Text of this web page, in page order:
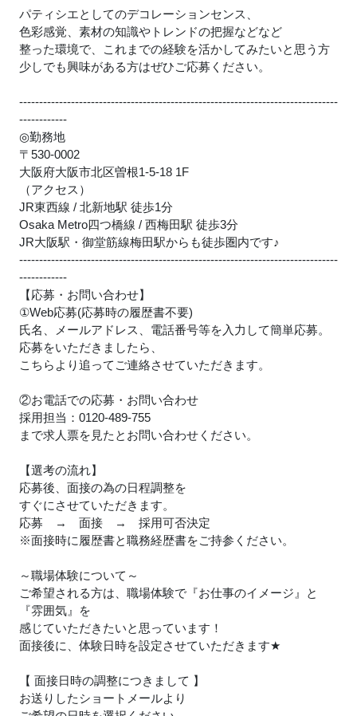
パティシエとしてのデコレーションセンス、
色彩感覚、素材の知識やトレンドの把握などなど
整った環境で、これまでの経験を活かしてみたいと思う方
少しでも興味がある方はぜひご応募ください。
--------------------------------------------------------------------------------
------------
◎勤務地
〒530-0002
大阪府大阪市北区曽根1-5-18 1F
（アクセス）
JR東西線 / 北新地駅 徒歩1分
Osaka Metro四つ橋線 / 西梅田駅 徒歩3分
JR大阪駅・御堂筋線梅田駅からも徒歩圏内です♪
--------------------------------------------------------------------------------
------------
【応募・お問い合わせ】
①Web応募(応募時の履歴書不要)
氏名、メールアドレス、電話番号等を入力して簡単応募。
応募をいただきましたら、
こちらより追ってご連絡させていただきます。
②お電話での応募・お問い合わせ
採用担当：0120-489-755
まで求人票を見たとお問い合わせください。
【選考の流れ】
応募後、面接の為の日程調整を
すぐにさせていただきます。
応募 → 面接 → 採用可否決定
※面接時に履歴書と職務経歴書をご持参ください。
～職場体験について～
ご希望される方は、職場体験で『お仕事のイメージ』と
『雰囲気』を
感じていただきたいと思っています！
面接後に、体験日時を設定させていただきます★
【 面接日時の調整につきまして 】
お送りしたショートメールより